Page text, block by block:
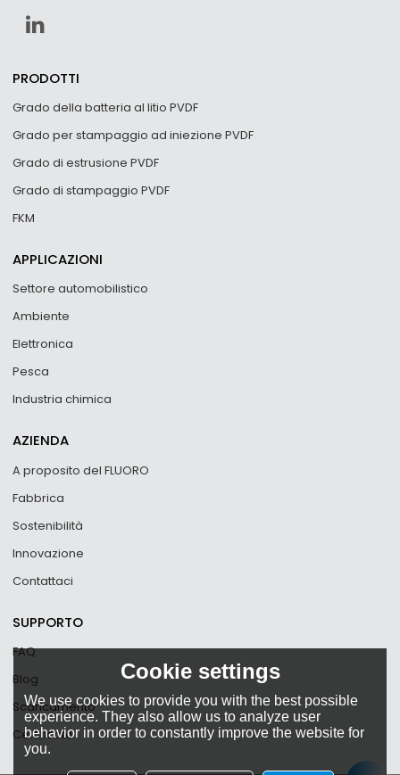
PRODOTTI
Grado della batteria al litio PVDF
Grado per stampaggio ad iniezione PVDF
Grado di estrusione PVDF
Grado di stampaggio PVDF
FKM
APPLICAZIONI
Settore automobilistico
Ambiente
Elettronica
Pesca
Industria chimica
AZIENDA
A proposito del FLUORO
Fabbrica
Sostenibilità
Innovazione
Contattaci
SUPPORTO
FAQ
Blog
Scaricamento
Certificato
Cookie settings
We use cookies to provide you with the best possible
experience. They also allow us to analyze user
behavior in order to constantly improve the website for
you.